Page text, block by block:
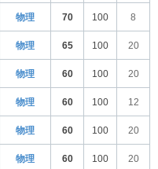
物理 70 100 8
物理 65 100 20
物理 60 100 20
物理 60 100 12
物理 60 100 20
物理 60 100 20